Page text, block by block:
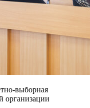
выборная
организации